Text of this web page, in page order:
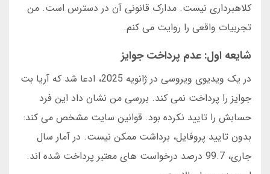
کلاهبرداری نیست. مدارک قانونی آن در دسترس است. من
تجربیات واقعی را روایت می کنم.
شایعه اول: عدم پرداخت جوایز
در یک ویدیوی ویروسی در ژانویه 2025، ادعا شد که آریا بت
جوایز را پرداخت نمی کند. بررسی من نشان داد این فرد
حسابش را تایید نکرده بود. قوانین سایت مشخص می کند:
بدون تایید پروفایل، برداشت ممکن نیست. در آمار سال
جاری، 99.7 درصد درخواست های معتبر پرداخت شده اند.